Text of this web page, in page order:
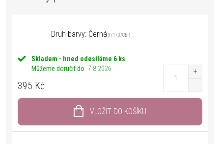
Druh barvy: Černá 37170/CER
Skladem - hned odesíláme 6 ks
Můžeme doručit do 7.8.2026
395 Kč
VLOŽIT DO KOŠÍKU